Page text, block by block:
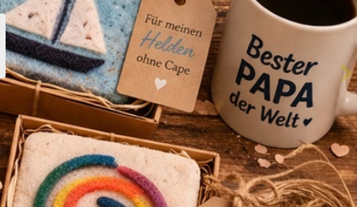
Stil